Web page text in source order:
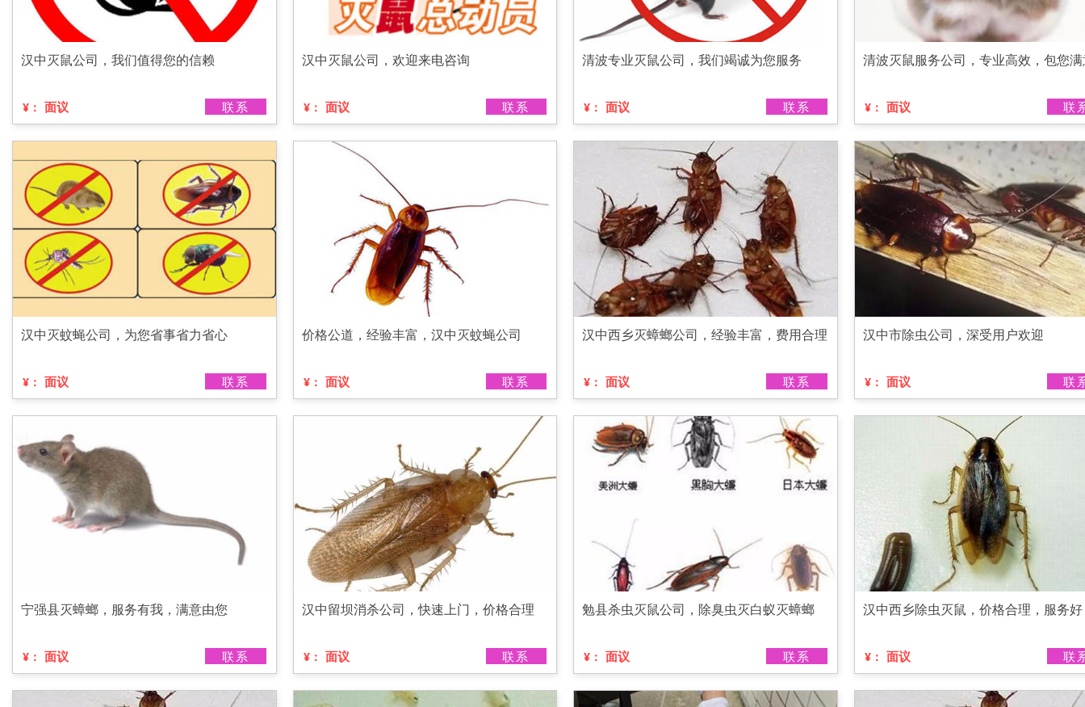
汉中灭鼠公司，我们值得您的信赖
¥： 面议 联系
汉中灭鼠公司，欢迎来电咨询
¥： 面议 联系
清波专业灭鼠公司，我们竭诚为您服务
¥： 面议 联系
清波灭鼠服务公司，专业高效，包您
¥： 面议 联
汉中灭蚊蝇公司，为您省事省力省心
¥： 面议 联系
价格公道，经验丰富，汉中灭蚊蝇公司
¥： 面议 联系
汉中西乡灭蟑螂公司，经验丰富，费用合理
¥： 面议 联系
汉中市除虫公司，深受用户欢迎
¥： 面议 联
宁强县灭蟑螂，服务有我，满意由您
¥： 面议 联系
汉中留坝消杀公司，快速上门，价格合理
¥： 面议 联系
勉县杀虫灭鼠公司，除臭虫灭白蚁灭蟑螂
¥： 面议 联系
汉中西乡除虫灭鼠，价格合理，服务好
¥： 面议 联